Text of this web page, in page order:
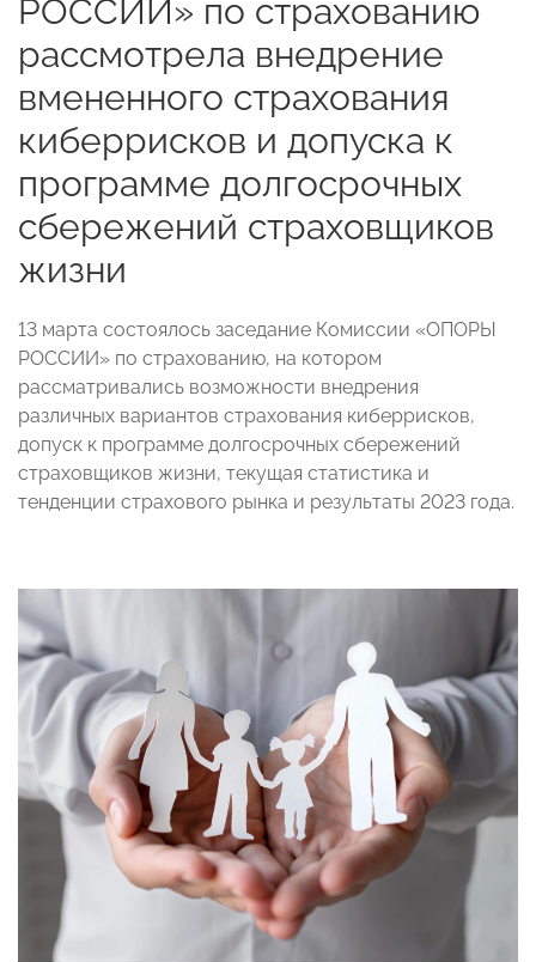
РОССИИ» по страхованию
рассмотрела внедрение
вмененного страхования
киберрисков и допуска к
программе долгосрочных
сбережений страховщиков
жизни
13 марта состоялось заседание Комиссии «ОПОРЫ
РОССИИ» по страхованию, на котором
рассматривались возможности внедрения
различных вариантов страхования киберрисков,
допуск к программе долгосрочных сбережений
страховщиков жизни, текущая статистика и
тенденции страхового рынка и результаты 2023 года.